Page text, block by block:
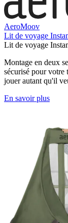
AeroMoov
Lit de voyage
Lit de voyage
Montage en deux
sécurisé pour
jouer autant qu'il
En savoir plus